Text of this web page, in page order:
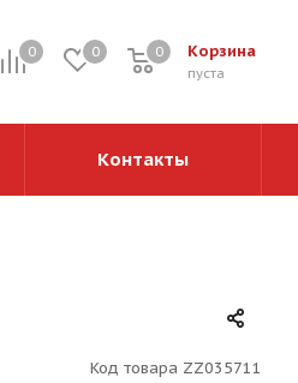
0 0 Корзина
0
пуста
0
Контакты
Код товара ZZ035711